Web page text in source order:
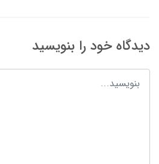
دیدگاه خود را بنویسید